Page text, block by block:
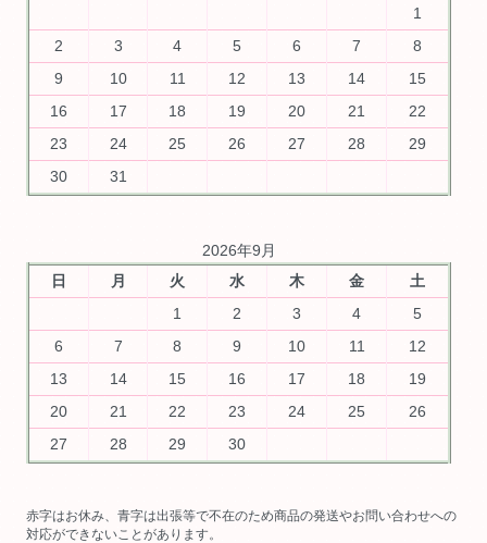
1
2
3 4 5 6 7
8
9
10 11 12 13 14
15
16
17 18 19 20 21
22
23
24 25 26 27 28
29
30
31
2026年9月
日
月 火 水 木 金
土
1
2 3 4
5
6
7 8 9 10 11
12
13
14 15 16 17 18
19
20
21 22 23 24 25
26
27
28 29 30
赤字はお休み、青字は出張等で不在のため商品の発送やお問い合わせへの
対応ができないことがあります。